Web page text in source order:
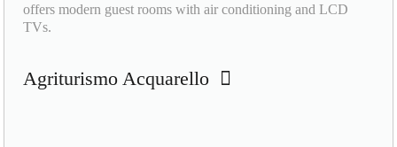
offers modern guest rooms with air conditioning and LCD
TVs.
Agriturismo Acquarello